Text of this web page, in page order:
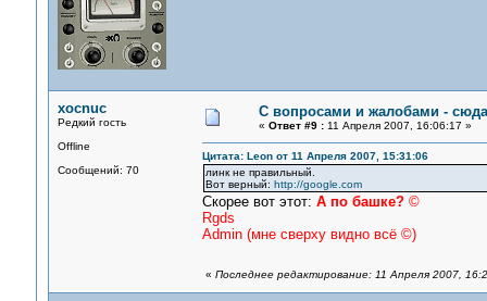
xocnuc
Редкий гость
Offline
Сообщений: 70
С вопросами и жалобами - сюда
« Ответ #9 :11 Апреля 2007, 16:06:17 »
Цитата: Leon от 11 Апреля 2007, 15:31:06
линк не правильный.
Вот верный: http://google.com
Скорее вот этот: А по башке?©
Rgds
Admin (мне сверху видно всё ©)
« Последнее редактирование: 11 Апреля 2007,